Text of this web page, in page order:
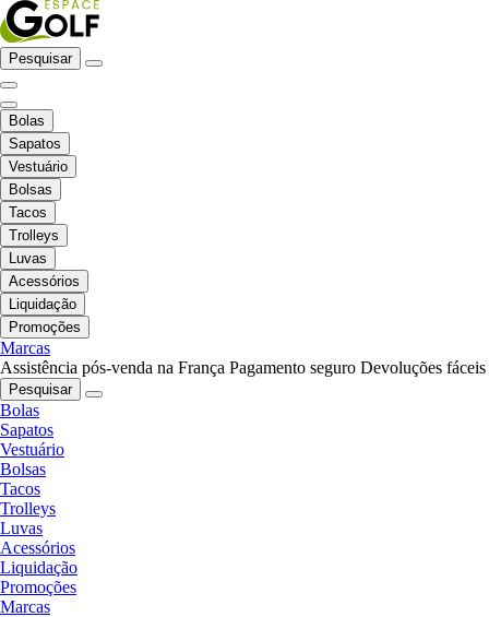
Pesquisar
Bolas
Sapatos
Vestuário
Bolsas
Tacos
Trolleys
Luvas
Acessórios
Liquidação
Promoções
Marcas
Assistência pós-venda na França Pagamento seguro Devoluções fáceis
Pesquisar
Bolas
Sapatos
Vestuário
Bolsas
Tacos
Trolleys
Luvas
Acessórios
Liquidação
Promoções
Marcas